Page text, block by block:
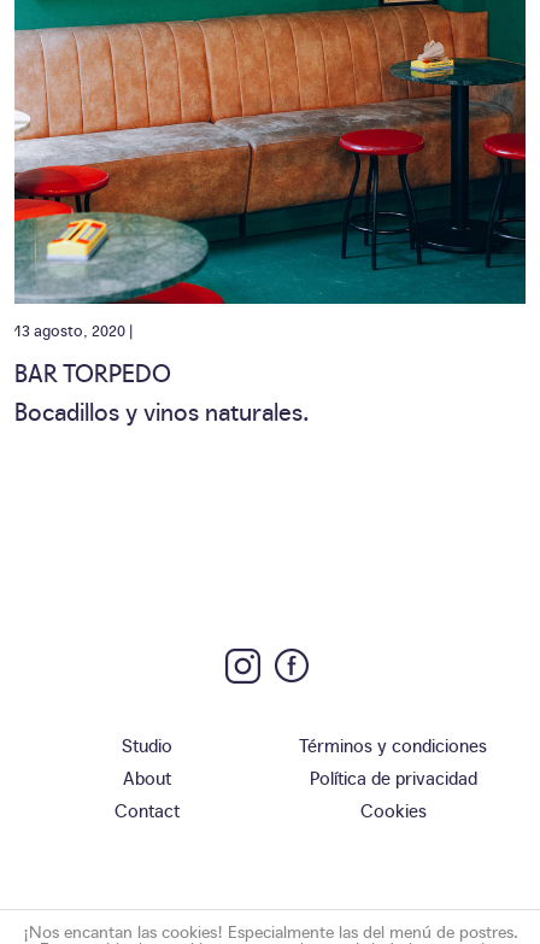
13 agosto, 2020 |
BAR TORPEDO
Bocadillos y vinos naturales.
Studio
About
Contact
Términos y condiciones
Política de privacidad
Cookies
¡Nos encantan las cookies! Especialmente las del menú de postres.